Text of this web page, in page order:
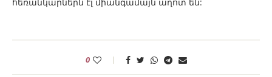
հեռանկարներն էլ միանգամայն աղոտ են:
0